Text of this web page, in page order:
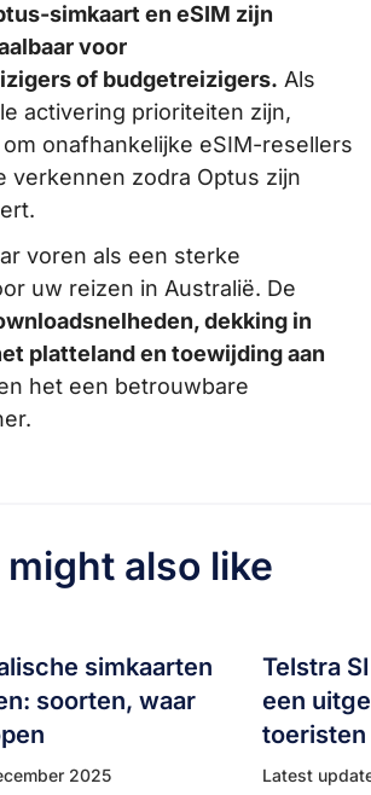
simkaart en eSIM zijn
voor
of budgetreizigers. Als
activering prioriteiten zijn,
onafhankelijke eSIM-resellers
verkennen zodra Optus zijn
voren als een sterke
uw reizen in Australië. De
dekking in
platteland en toewijding aan
het een betrouwbare
might also like
simkaarten
soorten, waar
2025
Telstra
een
toeristen
Latest